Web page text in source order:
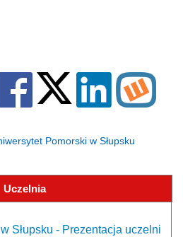
Pomorski w Słupsku
Uczelnia
Słupsku - Prezentacja uczelni